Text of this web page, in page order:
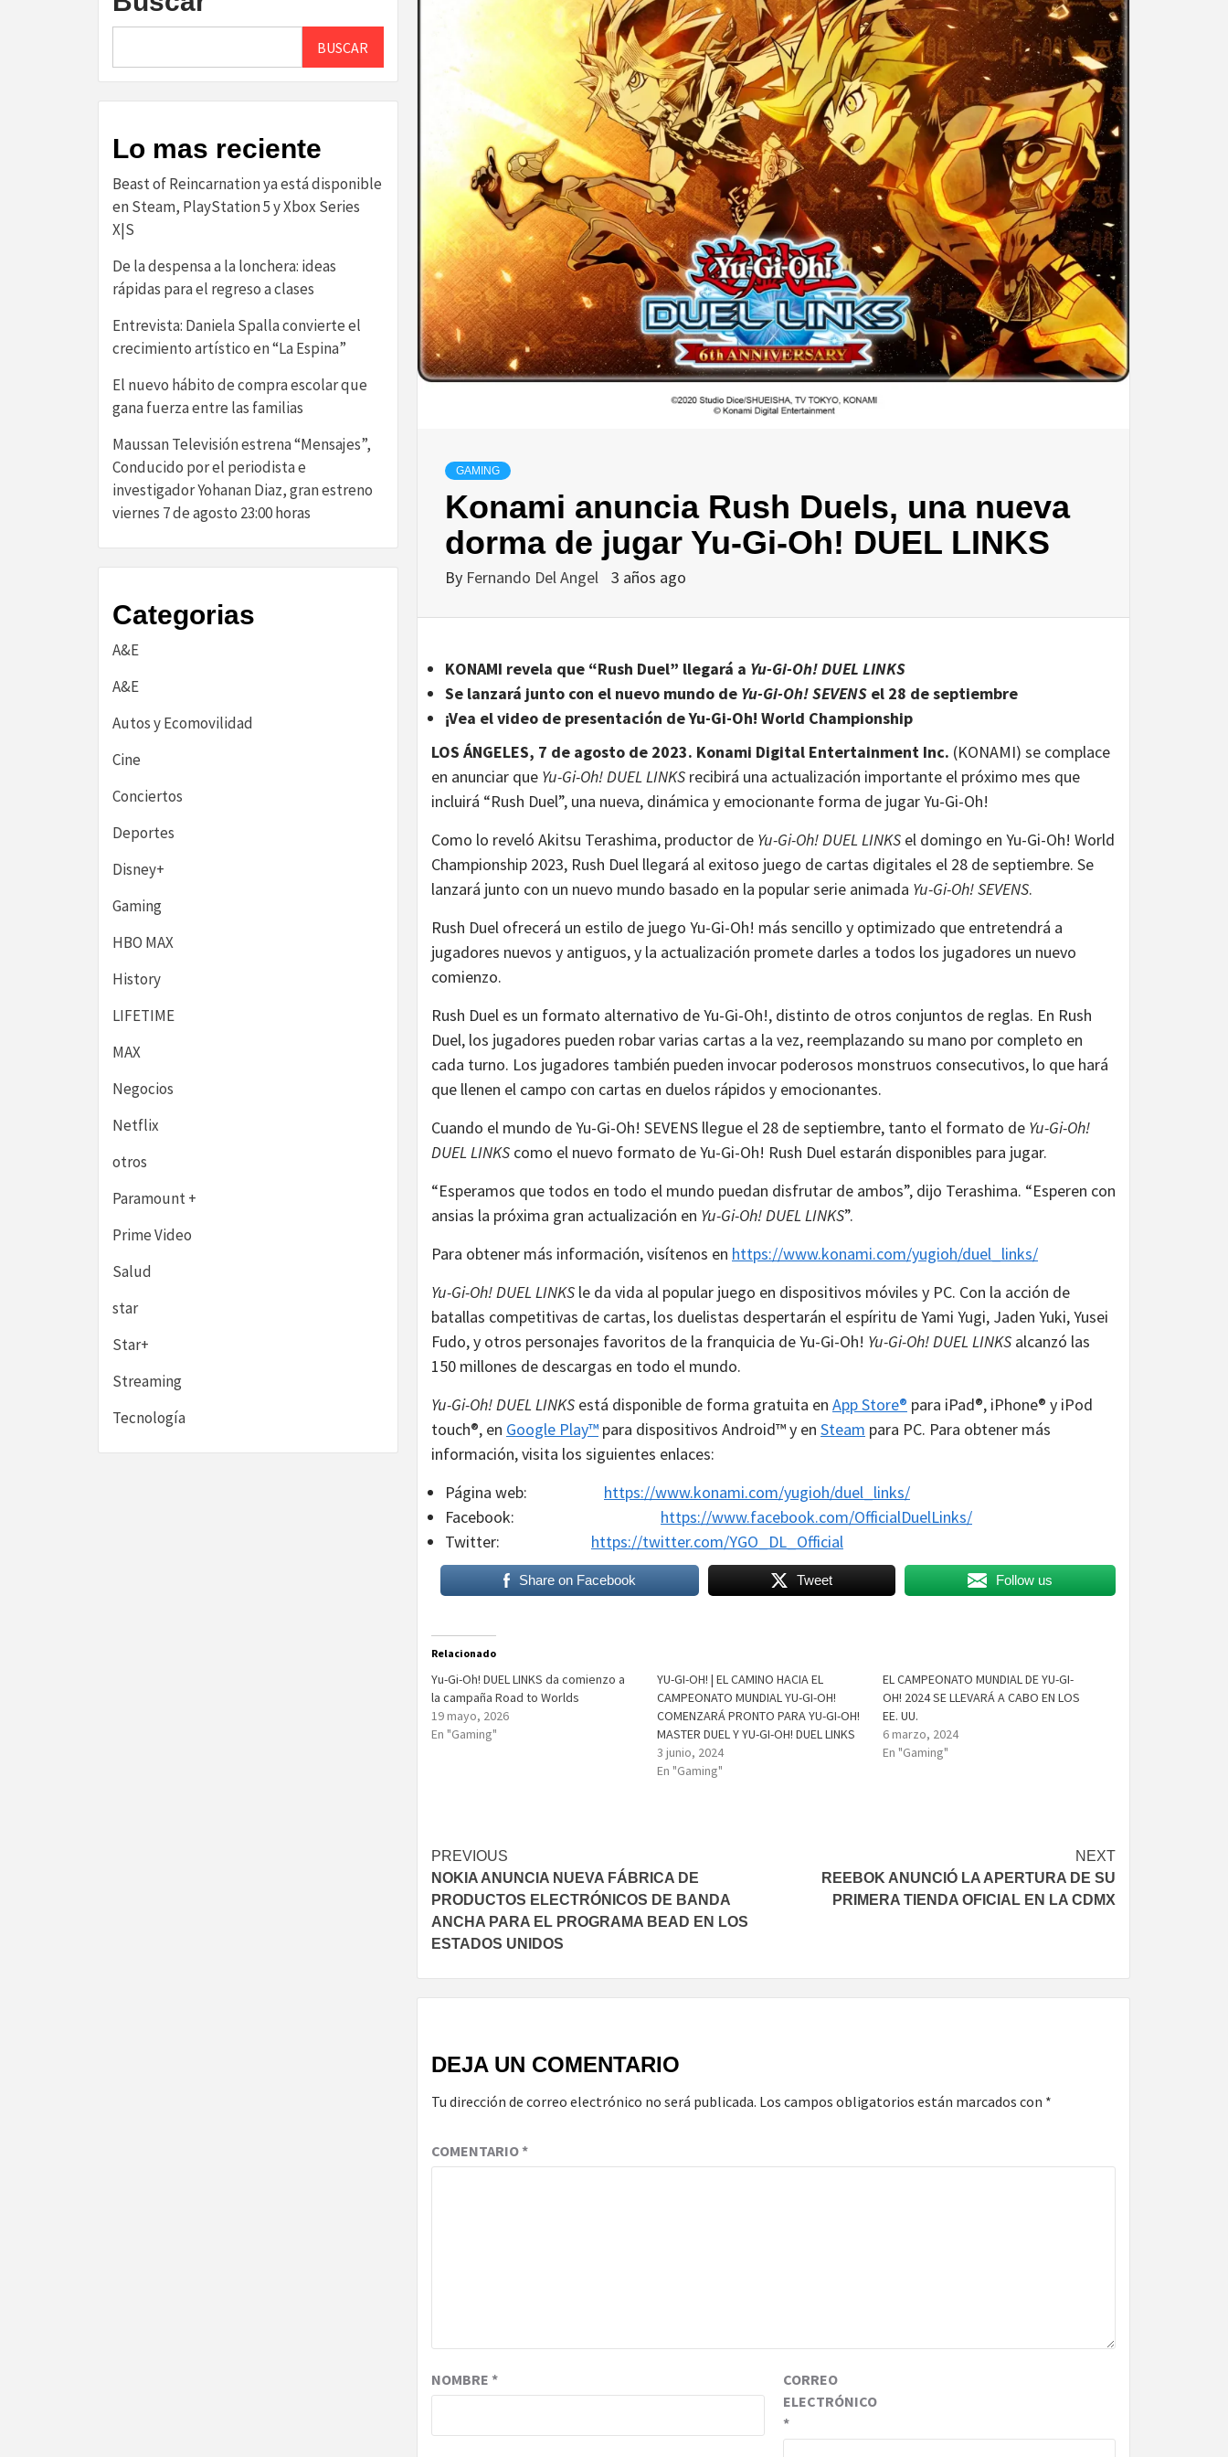
GAMING
Konami anuncia Rush Duels, una nueva
dorma de jugar Yu-Gi-Oh! DUEL LINKS
By Fernando Del Angel 3 años ago
KONAMI revela que “Rush Duel” llegará a Yu-Gi-Oh! DUEL LINKS
Se lanzará junto con el nuevo mundo de Yu-Gi-Oh! SEVENS el 28 de septiembre
¡Vea el video de presentación de Yu-Gi-Oh! World Championship
LOS ÁNGELES, 7 de agosto de 2023. Konami Digital Entertainment Inc. (KONAMI) se complace
en anunciar que Yu-Gi-Oh! DUEL LINKS recibirá una actualización importante el próximo mes que
incluirá “Rush Duel”, una nueva, dinámica y emocionante forma de jugar Yu-Gi-Oh!
Como lo reveló Akitsu Terashima, productor de Yu-Gi-Oh! DUEL LINKS el domingo en Yu-Gi-Oh! World
Championship 2023, Rush Duel llegará al exitoso juego de cartas digitales el 28 de septiembre. Se
lanzará junto con un nuevo mundo basado en la popular serie animada Yu-Gi-Oh! SEVENS.
Rush Duel ofrecerá un estilo de juego Yu-Gi-Oh! más sencillo y optimizado que entretendrá a
jugadores nuevos y antiguos, y la actualización promete darles a todos los jugadores un nuevo
comienzo.
Rush Duel es un formato alternativo de Yu-Gi-Oh!, distinto de otros conjuntos de reglas. En Rush
Duel, los jugadores pueden robar varias cartas a la vez, reemplazando su mano por completo en
cada turno. Los jugadores también pueden invocar poderosos monstruos consecutivos, lo que hará
que llenen el campo con cartas en duelos rápidos y emocionantes.
Cuando el mundo de Yu-Gi-Oh! SEVENS llegue el 28 de septiembre, tanto el formato de Yu-Gi-Oh!
DUEL LINKS como el nuevo formato de Yu-Gi-Oh! Rush Duel estarán disponibles para jugar.
“Esperamos que todos en todo el mundo puedan disfrutar de ambos”, dijo Terashima. “Esperen con
ansias la próxima gran actualización en Yu-Gi-Oh! DUEL LINKS”.
Para obtener más información, visítenos en https://www.konami.com/yugioh/duel_links/
Yu-Gi-Oh! DUEL LINKS le da vida al popular juego en dispositivos móviles y PC. Con la acción de
batallas competitivas de cartas, los duelistas despertarán el espíritu de Yami Yugi, Jaden Yuki, Yusei
Fudo, y otros personajes favoritos de la franquicia de Yu-Gi-Oh! Yu-Gi-Oh! DUEL LINKS alcanzó las
150 millones de descargas en todo el mundo.
Yu-Gi-Oh! DUEL LINKS está disponible de forma gratuita en App Store® para iPad®, iPhone® y iPod
touch®, en Google Play™ para dispositivos Android™ y en Steam para PC. Para obtener más
información, visita los siguientes enlaces:
Página web: https://www.konami.com/yugioh/duel_links/
Facebook: https://www.facebook.com/OfficialDuelLinks/
Twitter: https://twitter.com/YGO_DL_Official
Share on Facebook Tweet Follow us
Relacionado
Yu-Gi-Oh! DUEL LINKS da comienzo a
la campaña Road to Worlds
19 mayo, 2026
En "Gaming"
YU-GI-OH! | EL CAMINO HACIA EL
CAMPEONATO MUNDIAL YU-GI-OH!
COMENZARÁ PRONTO PARA YU-GI-OH!
MASTER DUEL Y YU-GI-OH! DUEL LINKS
3 junio, 2024
En "Gaming"
EL CAMPEONATO MUNDIAL DE YU-GI-
OH! 2024 SE LLEVARÁ A CABO EN LOS
EE. UU.
6 marzo, 2024
En "Gaming"
Post
navigation
PREVIOUS
NOKIA ANUNCIA NUEVA FÁBRICA DE
PRODUCTOS ELECTRÓNICOS DE BANDA
ANCHA PARA EL PROGRAMA BEAD EN LOS
ESTADOS UNIDOS
NEXT
REEBOK ANUNCIÓ LA APERTURA DE SU
PRIMERA TIENDA OFICIAL EN LA CDMX
DEJA UN COMENTARIO
Tu dirección de correo electrónico no será publicada. Los campos obligatorios están marcados con *
COMENTARIO*
NOMBRE *
CORREO
ELECTRÓNICO
*
BUSCAR
Lo mas reciente
Beast of Reincarnation ya está disponible
en Steam, PlayStation 5 y Xbox Series
X|S
De la despensa a la lonchera: ideas
rápidas para el regreso a clases
Entrevista: Daniela Spalla convierte el
crecimiento artístico en “La Espina”
El nuevo hábito de compra escolar que
gana fuerza entre las familias
Maussan Televisión estrena “Mensajes”,
Conducido por el periodista e
investigador Yohanan Diaz, gran estreno
viernes 7 de agosto 23:00 horas
Categorias
A&E
A&E
Autos y Ecomovilidad
Cine
Conciertos
Deportes
Disney+
Gaming
HBO MAX
History
LIFETIME
MAX
Negocios
Netflix
otros
Paramount +
Prime Video
Salud
star
Star+
Streaming
Tecnología